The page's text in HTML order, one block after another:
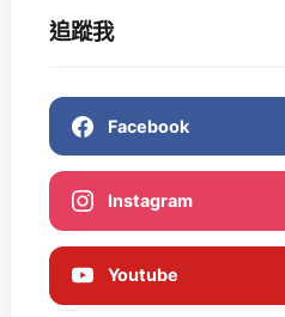
追蹤我
Facebook
Instagram
Youtube